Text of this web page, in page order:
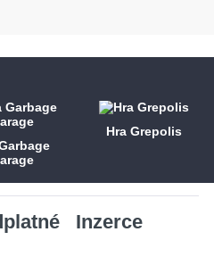
Hra Grepolis
Inzerce